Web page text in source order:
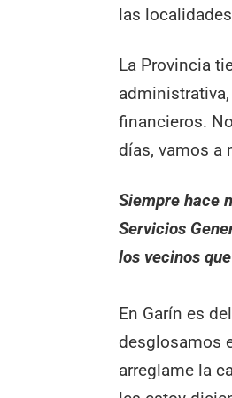
las
La Provincia
financieros.
días, vamos a
Siempre hace
Servicios
los vecinos
En Garín es
desglosamos
arreglame la